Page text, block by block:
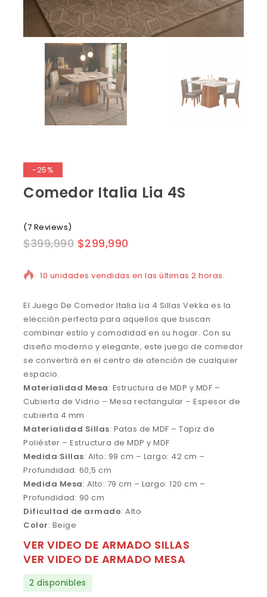
-25%
Comedor Italia Lia 4S
(7 Reviews)
$399,990 $299,990
10 unidades vendidas en las últimas 2 horas.
El Juego De Comedor Italia Lia 4 Sillas Vekka es la
elección perfecta para aquellos que buscan
combinar estilo y comodidad en su hogar. Con su
diseño moderno y elegante, este juego de comedor
se convertirá en el centro de atención de cualquier
espacio.
Materialidad Mesa: Estructura de MDP y MDF –
Cubierta de Vidrio – Mesa rectangular – Espesor de
cubierta 4 mm
Materialidad Sillas: Patas de MDF – Tapiz de
Poliéster – Estructura de MDP y MDF
Medida Sillas: Alto: 99 cm – Largo: 42 cm –
Profundidad: 60,5 cm
Medida Mesa: Alto: 79 cm – Largo: 120 cm –
Profundidad: 90 cm
Dificultad de armado: Alto
Color: Beige
VER VIDEO DE ARMADO SILLAS
VER VIDEO DE ARMADO MESA
2 disponibles